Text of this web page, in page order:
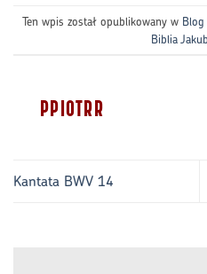
Ten wpis został opublikowany w Blog
Biblia
PPIOTRR
Kantata BWV 14